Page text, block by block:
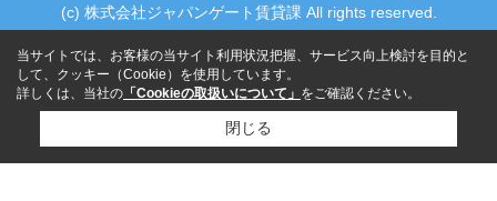
(c) 株式会社ジャパンゲート賃貸課 All rights reserved.
当サイトでは、お客様の当サイト利用状況把握、サービス向上検討を目的と
して、クッキー（Cookie）を使用しています。
詳しくは、当社の 「Cookieの取扱いについて」 をご確認ください。
閉じる